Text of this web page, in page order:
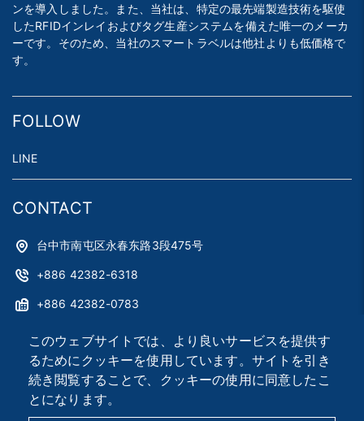
このウェブサイトでは、より良いサービスを提供す
るためにクッキーを使用しています。サイトを引き
続き閲覧することで、クッキーの使用に同意したこ
とになります。
ンを導入しました。また、当社は、特定の最先端製造技術を駆使
したRFIDインレイおよびタグ生産システムを備えた唯一のメーカ
ーです。そのため、当社のスマートラベルは他社よりも低価格で
す。
FOLLOW
LINE
CONTACT
台中市南屯区永春东路3段475号
+886 42382-6318
+886 42382-0783
astag@astag.com
roger@astag.com